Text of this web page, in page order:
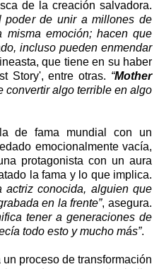
de la creación salvadora.
poder de unir a millones de
misma emoción; hacen que
incluso pueden enmendar
que tiene en su haber
Story', entre otras. “Mother
convertir algo terrible en algo
de fama mundial con un
emocionalmente vacía,
protagonista con un aura
la fama y lo que implica.
conocida, alguien que
en la frente”, asegura.
tener a generaciones de
todo esto y mucho más”.
un proceso de transformación